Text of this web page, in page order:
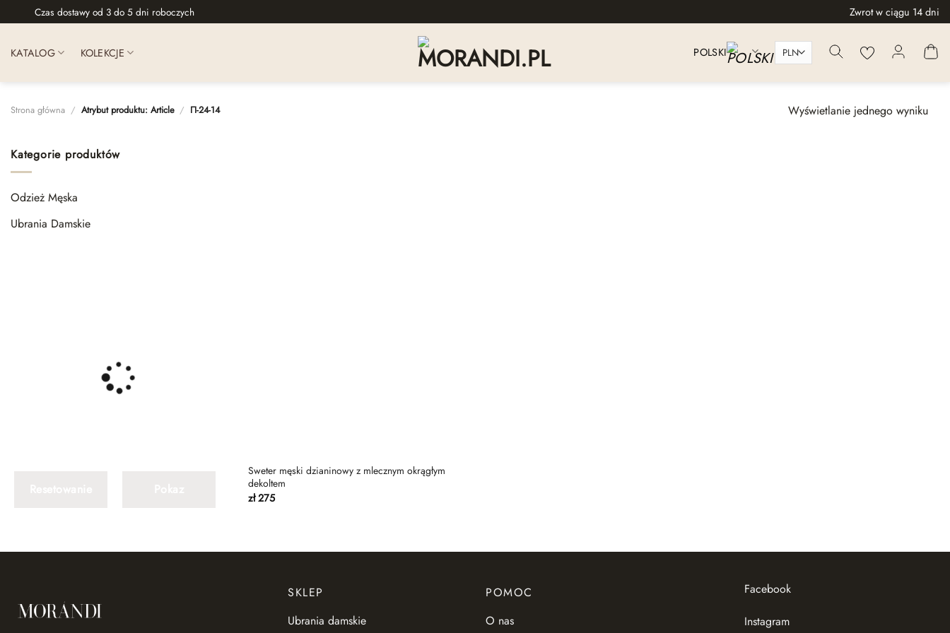
to
Czas dostawy od 3 do 5 dni roboczych Zwrot w ciągu 14 dni
KATALOG KOLEKCJE POLSKI
Strona główna / Atrybut produktu: Article / П-24-14 Wyświetlanie jednego wyniku
Kategorie produktów
Odzież Męska
Ubrania Damskie
Sweter męski dzianinowy z mlecznym okrągłym
dekoltem
zł275
SKLEP
Ubrania damskie
POMOC
O nas
Facebook
Instagram